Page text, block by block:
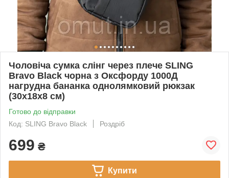
Чоловіча сумка слінг через плече SLING
Bravo Black чорна з Оксфорду 1000Д
нагрудна бананка однолямковий рюкзак
(30х18х8 см)
Готово до відправки
Код: SLING Bravo Black
Роздріб
699 ₴
Купити